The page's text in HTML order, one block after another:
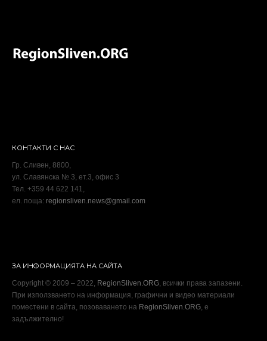
КОНТАКТИ С НАС
Гр. Сливен, 8800,
ул. Славянска № 3, ет.3, офис 3
Тел. +359 44 622 141,
ел. поща: regionsliven.news@gmail.com
ЗА ИНФОРМАЦИЯТА НА САЙТА
Copyright © 2009 – 2022, RegionSliven.ORG , всички права запазени.
При използването на информация, графични и видео материали
поместени в сайта, позоваването на RegionSliven.ORG , е
задължително!